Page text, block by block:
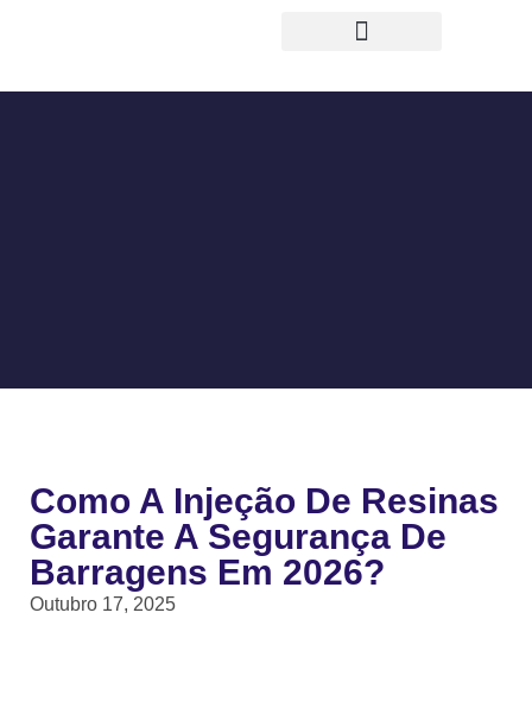
Como A Injeção De Resinas
Garante A Segurança De
Barragens Em 2026?
Outubro 17, 2025